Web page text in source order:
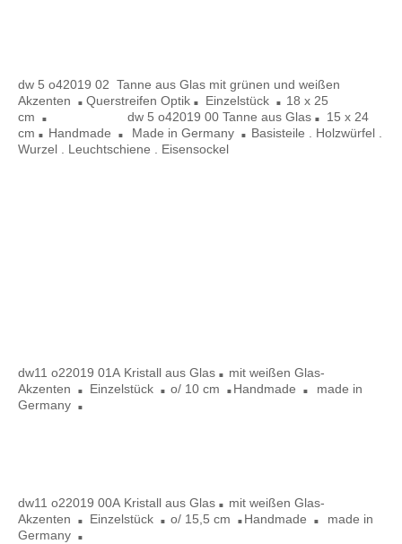
dw 5 o42019 02 Tanne aus Glas mit grünen und weißen
Akzenten
■ Querstreifen Optik ■ Einzelstück ■
18 x 25
cm
■ dw 5 o42019 00 Tanne aus Glas ■
15 x 24
cm ■ Handmade ■ Made in Germany ■
Basisteile . Holzwürfel .
Wurzel . Leuchtschiene . Eisensockel
dw11 o22019 01A Kristall aus Glas ■
mit weißen Glas-
Akzenten
■ Einzelstück ■ o/ 10 cm ■ Handmade ■
made in
Germany
■
dw11 o22019 00A Kristall aus Glas ■
mit weißen Glas-
Akzenten
■ Einzelstück ■ o/ 15,5 cm ■ Handmade ■
made in
Germany
■